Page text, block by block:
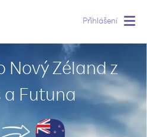
Přihlášení
Nový Zéland z
a Futuna